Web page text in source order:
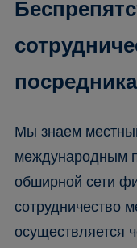
Мы знаем
международным
обширной сети
сотрудничество
осуществляется